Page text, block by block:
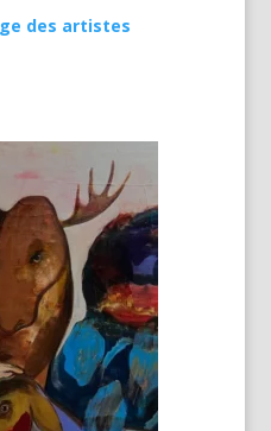
des artistes